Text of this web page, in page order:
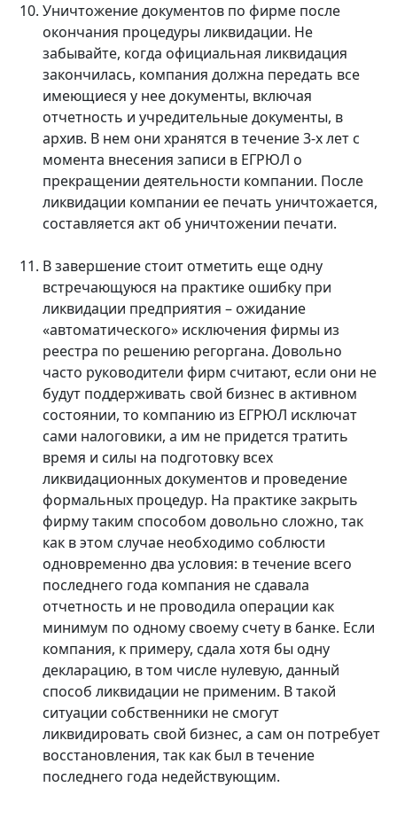
Уничтожение документов по фирме после
окончания процедуры ликвидации. Не
забывайте, когда официальная ликвидация
закончилась, компания должна передать все
имеющиеся у нее документы, включая
отчетность и учредительные документы, в
архив. В нем они хранятся в течение 3-х лет с
момента внесения записи в ЕГРЮЛ о
прекращении деятельности компании. После
ликвидации компании ее печать уничтожается,
составляется акт об уничтожении печати.
В завершение стоит отметить еще одну
встречающуюся на практике ошибку при
ликвидации предприятия – ожидание
«автоматического» исключения фирмы из
реестра по решению регоргана. Довольно
часто руководители фирм считают, если они не
будут поддерживать свой бизнес в активном
состоянии, то компанию из ЕГРЮЛ исключат
сами налоговики, а им не придется тратить
время и силы на подготовку всех
ликвидационных документов и проведение
формальных процедур. На практике закрыть
фирму таким способом довольно сложно, так
как в этом случае необходимо соблюсти
одновременно два условия: в течение всего
последнего года компания не сдавала
отчетность и не проводила операции как
минимум по одному своему счету в банке. Если
компания, к примеру, сдала хотя бы одну
декларацию, в том числе нулевую, данный
способ ликвидации не применим. В такой
ситуации собственники не смогут
ликвидировать свой бизнес, а сам он потребует
восстановления, так как был в течение
последнего года недействующим.